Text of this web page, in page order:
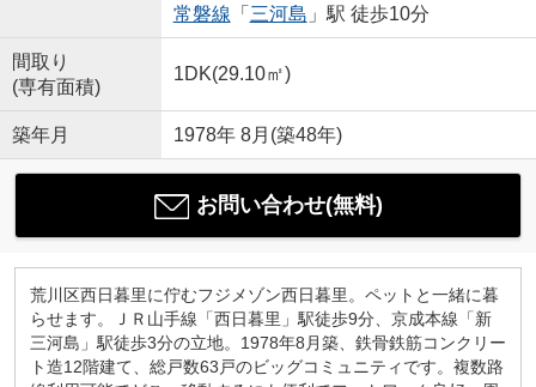
常磐線 「 三河島 」駅 徒歩10分
間取り
(専有面積)
1DK(29.10㎡)
築年月 1978年 8月(築48年)
お問い合わせ(無料)
荒川区西日暮里に佇むフジメゾン西日暮里。ペットと一緒に暮
らせます。ＪＲ山手線「西日暮里」駅徒歩9分、京成本線「新
三河島」駅徒歩3分の立地。1978年8月築、鉄骨鉄筋コンクリー
ト造12階建て、総戸数63戸のビッグコミュニティです。複数路